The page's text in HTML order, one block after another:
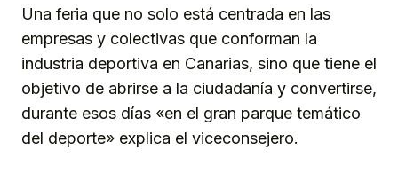
Una feria que no solo está centrada en las
empresas y colectivas que conforman la
industria deportiva en Canarias, sino que tiene el
objetivo de abrirse a la ciudadanía y convertirse,
durante esos días «en el gran parque temático
del deporte» explica el viceconsejero.